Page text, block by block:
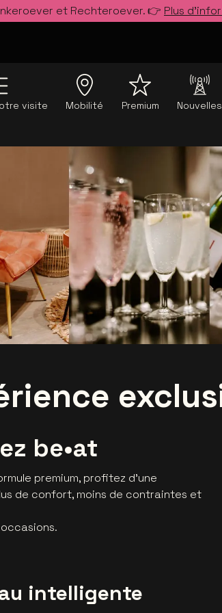
et Rechteroever. 👉 Plus
visite Mobilité Premium Nouvelles
be•at
premium, profitez d’une
de confort, moins de contraintes et
intelligente